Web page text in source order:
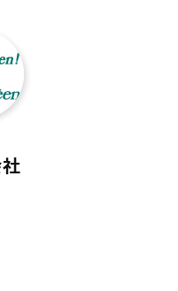
社